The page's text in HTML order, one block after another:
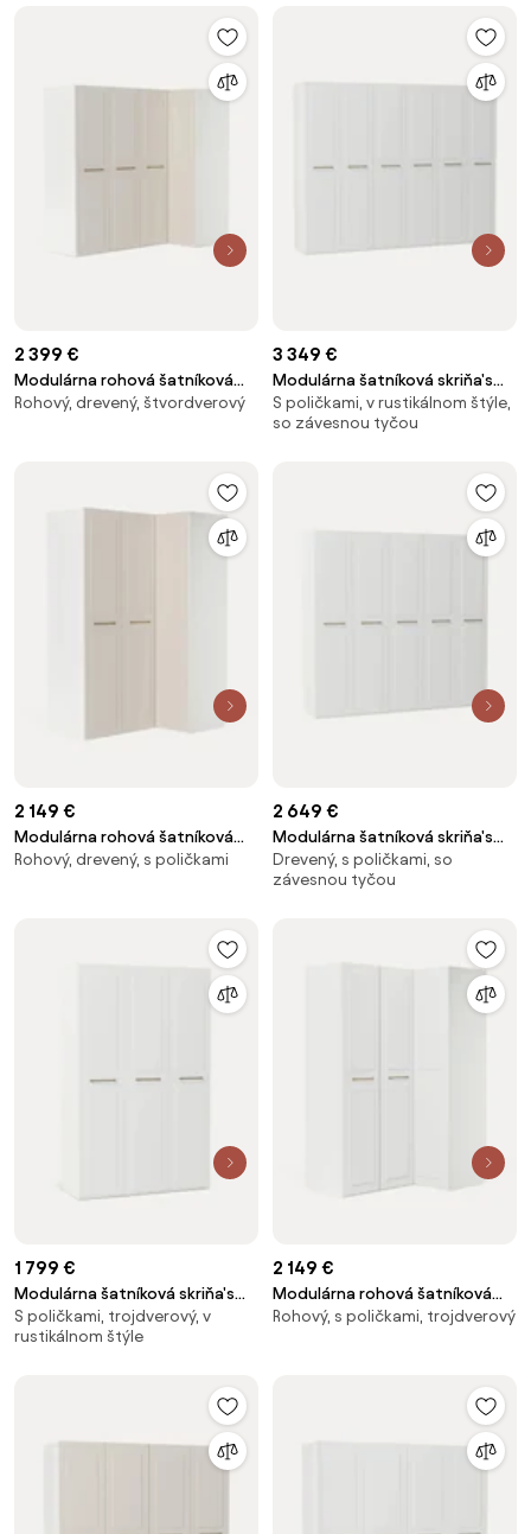
2 399 €
Modulárna rohová šatníková
skriňa Charlotte, Š 215 cm,
Rohový, drevený, štvordverový
3 349 €
Modulárna šatníková skriňa's
krídlovými dverami Charlotte, Š
300 cm, rôzne veľkosti
S poličkami, v rustikálnom štýle,
so závesnou tyčou
2 149 €
Modulárna rohová šatníková
skriňa Charlotte, Š 165 cm,
Rohový, drevený, s poličkami
2 649 €
Modulárna šatníková skriňa's
krídlovými dverami Charlotte, Š
300 cm, rôzne veľkosti
Drevený, s poličkami, so
závesnou tyčou
1 799 €
Modulárna šatníková skriňa's
krídlovými dverami Charlotte, Š
150 cm, rôzne veľkosti
S poličkami, trojdverový, v
rustikálnom štýle
2 149 €
Modulárna rohová šatníková
skriňa Charlotte, Š 165 cm,
Rohový, s poličkami, trojdverový